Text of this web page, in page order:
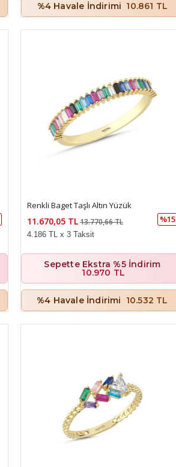
%4 Havale İndirimi 10.861 TL
Renkli Baget Taşlı Altın Yüzük
11.670,05 TL13.770,66 TL %15
4.186 TL x 3 Taksit
Sepette Ekstra %5 İndirim
10.970 TL
%4 Havale İndirimi 10.532 TL